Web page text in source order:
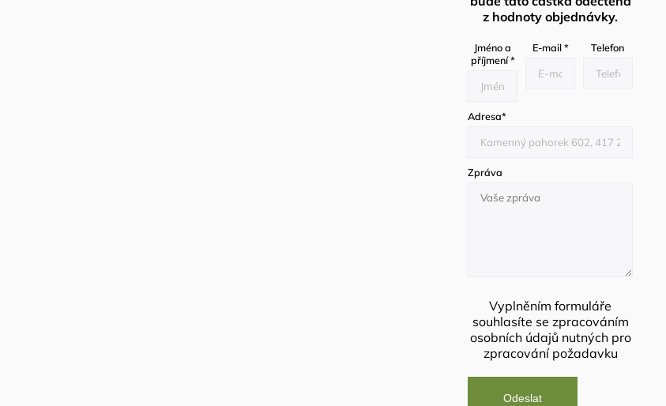
z hodnoty objednávky.
Jméno a
příjmení*
E-mail* Telefon
Adresa*
Zpráva
Vyplněním formuláře
souhlasíte se zpracováním
osobních údajů nutných pro
zpracování požadavku